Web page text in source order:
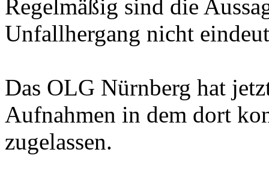
Regelmäßig sind die
Unfallhergang nicht
Das OLG Nürnberg hat
Aufnahmen in dem dort
zugelassen.